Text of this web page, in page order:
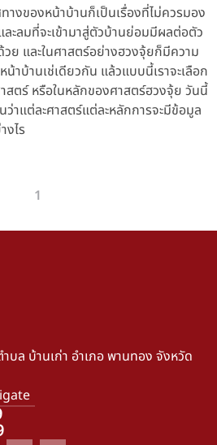
างของหน้าบ้านก็เป็นเรื่องที่ไม่ควรมอง
ะลมที่จะเข้ามาสู่ตัวบ้านย่อมมีผลต่อตัว
ย และในศาสตร์อย่างฮวงจุ้ยก็มีความ
าบ้านเช่เดียวกัน แล้วแบบนี้เราจะเลือก
สตร์ หรือในหลักของศาสตร์ฮวงจุ้ย วันนี้
าแต่ละศาสตร์แต่ละหลักการจะมีข้อมูล
งไร
1
ล บ้านเก่า อำเภอ พานทอง จังหวัด